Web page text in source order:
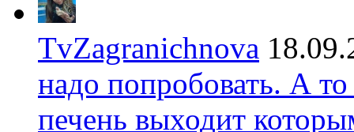
TvZagranichnova
надо попробовать. А
печень выходит